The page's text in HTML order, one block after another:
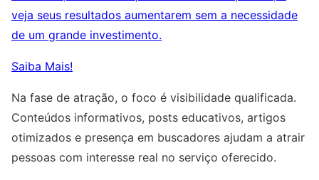
veja seus resultados aumentarem sem a necessidade
de um grande investimento.
Saiba Mais!
Na fase de atração, o foco é visibilidade qualificada.
Conteúdos informativos, posts educativos, artigos
otimizados e presença em buscadores ajudam a atrair
pessoas com interesse real no serviço oferecido.